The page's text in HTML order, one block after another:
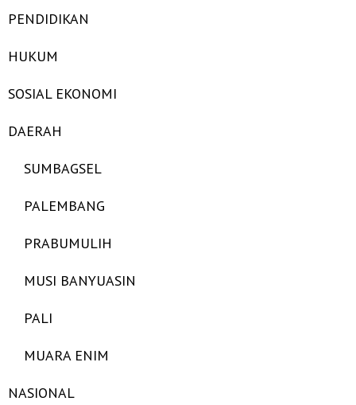
PENDIDIKAN
HUKUM
SOSIAL EKONOMI
DAERAH
SUMBAGSEL
PALEMBANG
PRABUMULIH
MUSI BANYUASIN
PALI
MUARA ENIM
NASIONAL